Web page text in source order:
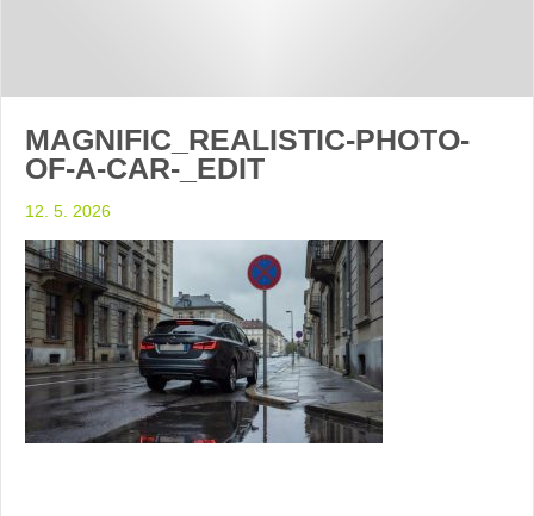
MAGNIFIC_REALISTIC-PHOTO-
OF-A-CAR-_EDIT
12. 5. 2026